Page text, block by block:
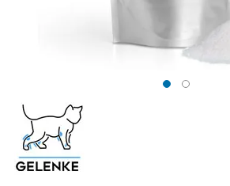
Zum
Anfang
der
Bildgalerie
springen